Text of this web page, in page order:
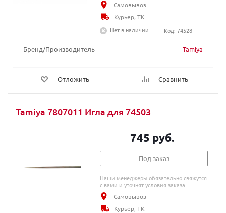
Бренд/Производитель Tamiya
Отложить Сравнить
Самовывоз
Курьер, ТК
Нет в наличии
Код: 74528
Tamiya 7807011 Игла для 74503
745 руб.
Под заказ
Наши менеджеры обязательно свяжутся
с вами и уточнят условия заказа
Самовывоз
Курьер, ТК